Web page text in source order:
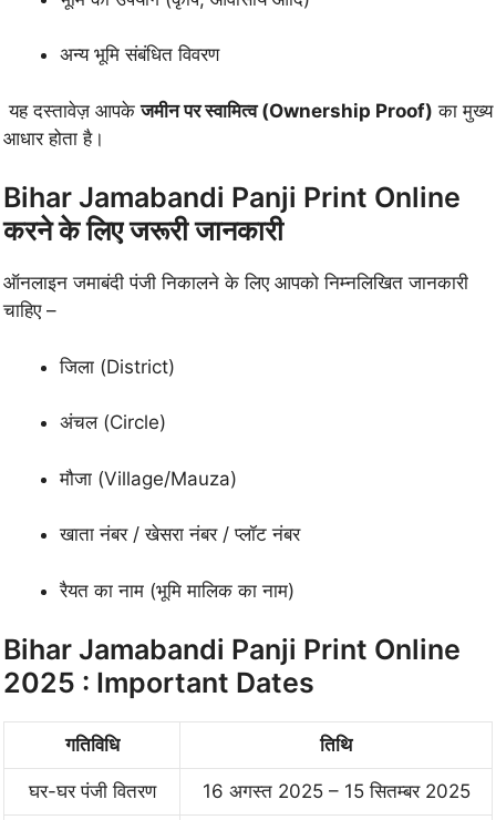
अन्य भूमि संबंधित विवरण
यह दस्तावेज़ आपकेजमीन पर स्वामित्व (Ownership Proof) का मुख्य
आधार होता है।
Bihar Jamabandi Panji Print Online
करने के लिए जरूरी जानकारी
ऑनलाइन जमाबंदी पंजी निकालने के लिए आपको निम्नलिखित जानकारी
चाहिए –
जिला (District)
अंचल (Circle)
मौजा (Village/Mauza)
खाता नंबर / खेसरा नंबर / प्लॉट नंबर
रैयत का नाम (भूमि मालिक का नाम)
Bihar Jamabandi Panji Print Online
2025 : Important Dates
गतिविधि तिथि
घर-घर पंजी वितरण 16 अगस्त 2025 – 15 सितम्बर 2025